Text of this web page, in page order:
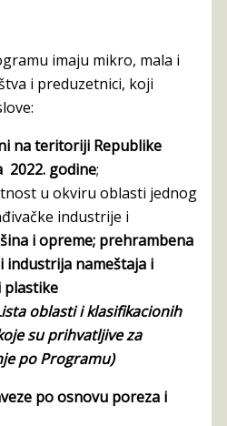
imaju mikro, mala i
i preduzetnici, koji
na teritoriji Republike
2022. godine;
u okviru oblasti jednog
industrije i
i opreme; prehrambena
industrija nameštaja i
plastike
oblasti i klasifikacionih
su prihvatljive za
po Programu)
po osnovu poreza i